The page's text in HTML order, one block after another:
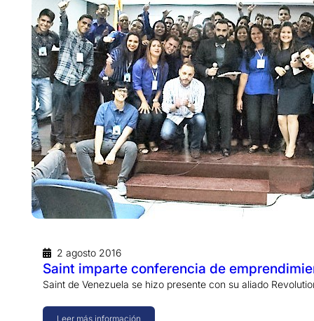
2 agosto 2016
Saint imparte conferencia de
Saint de Venezuela se hizo presente con su aliado
Leer más información